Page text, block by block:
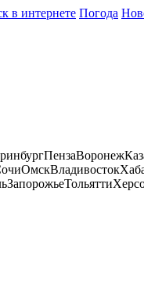
в интернете Погода
ПензаВоронеж
ОмскВладивосток
ЗапорожьеТольятти